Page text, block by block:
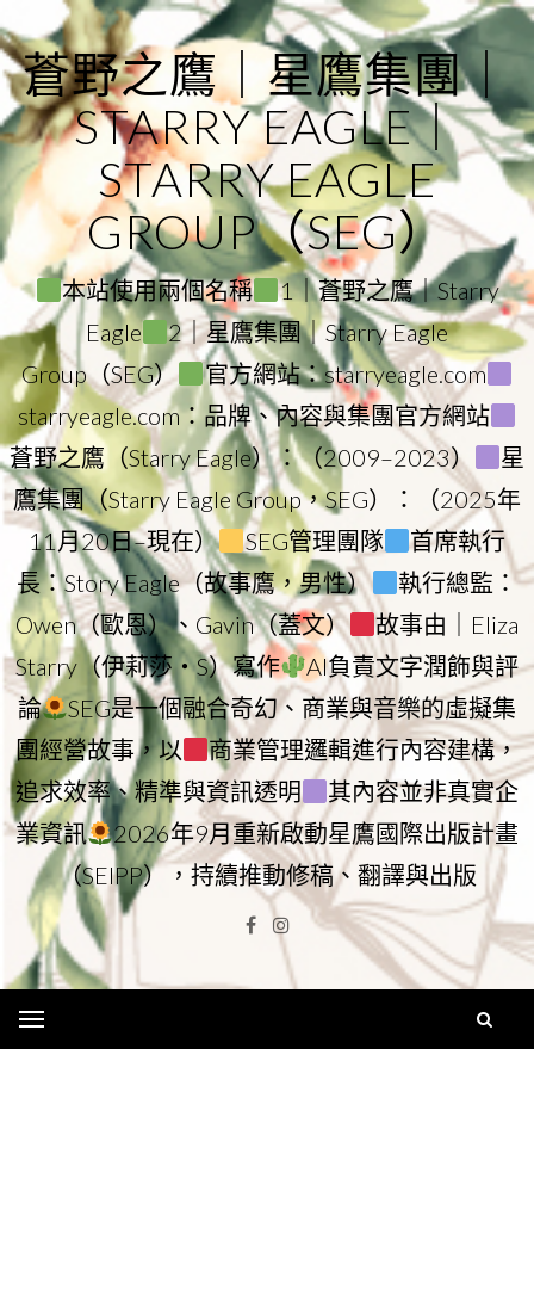
to
content
蒼野之鷹｜星鷹集團｜
STARRY EAGLE｜
STARRY EAGLE
GROUP（SEG）
本站使用兩個名稱
1｜蒼野之鷹｜Starry
Eagle
2｜星鷹集團｜Starry Eagle
Group（SEG）
官方網站：starryeagle.com
starryeagle.com：品牌、內容與集團官方網站
蒼野之鷹（Starry Eagle）：（2009–2023）
星
鷹集團（Starry Eagle Group，SEG）：（2025年
11月20日–現在）
SEG管理團隊
首席執行
長：Story Eagle（故事鷹，男性）
執行總監：
Owen（歐恩）、Gavin（蓋文）
故事由｜Eliza
Starry（伊莉莎・S）寫作
AI負責文字潤飾與評
論
SEG是一個融合奇幻、商業與音樂的虛擬集
團經營故事，以
商業管理邏輯進行內容建構，
追求效率、精準與資訊透明
其內容並非真實企
業資訊
2026年9月重新啟動星鷹國際出版計畫
（SEIPP），持續推動修稿、翻譯與出版
Facebook
Instagram